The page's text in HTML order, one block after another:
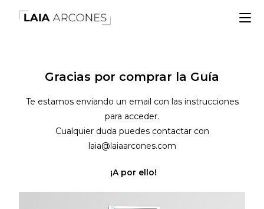
Gracias por comprar la Guía
Te estamos enviando un email con las instrucciones
para acceder.
Cualquier duda puedes contactar con
laia@laiaarcones.com
¡A por ello!